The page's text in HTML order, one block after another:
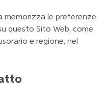
memorizza le preferenze
questo Sito Web, come
e regione, nel